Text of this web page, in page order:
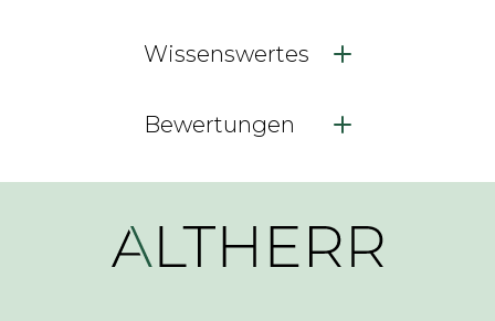
Wissenswertes
Bewertungen